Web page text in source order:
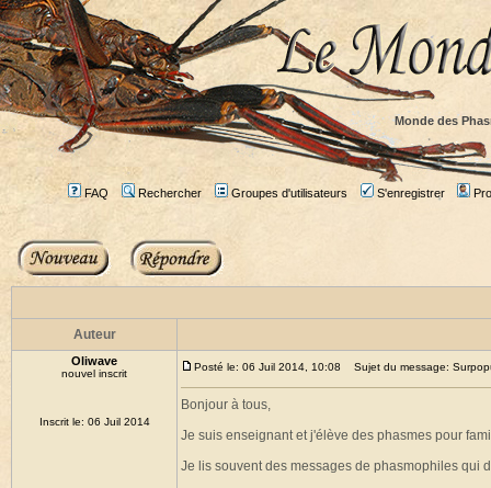
Monde des
FAQ Rechercher Groupes d'utilisateurs S'enregistrer
Auteur
Oliwave
nouvel inscrit
Inscrit le: 06 Juil 2014
Posté le: 06 Juil 2014, 10:08 Sujet du message:
Bonjour à tous,
Je suis enseignant et j'élève des phasmes pour
Je lis souvent des messages de phasmophiles qui